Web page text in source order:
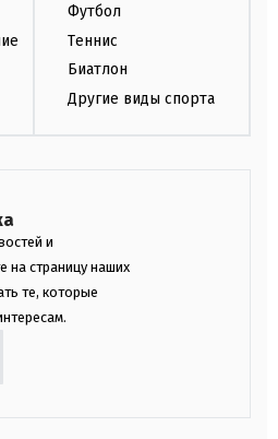
Футбол
Теннис
Биатлон
Другие виды спорта
и
на страницу наших
те, которые